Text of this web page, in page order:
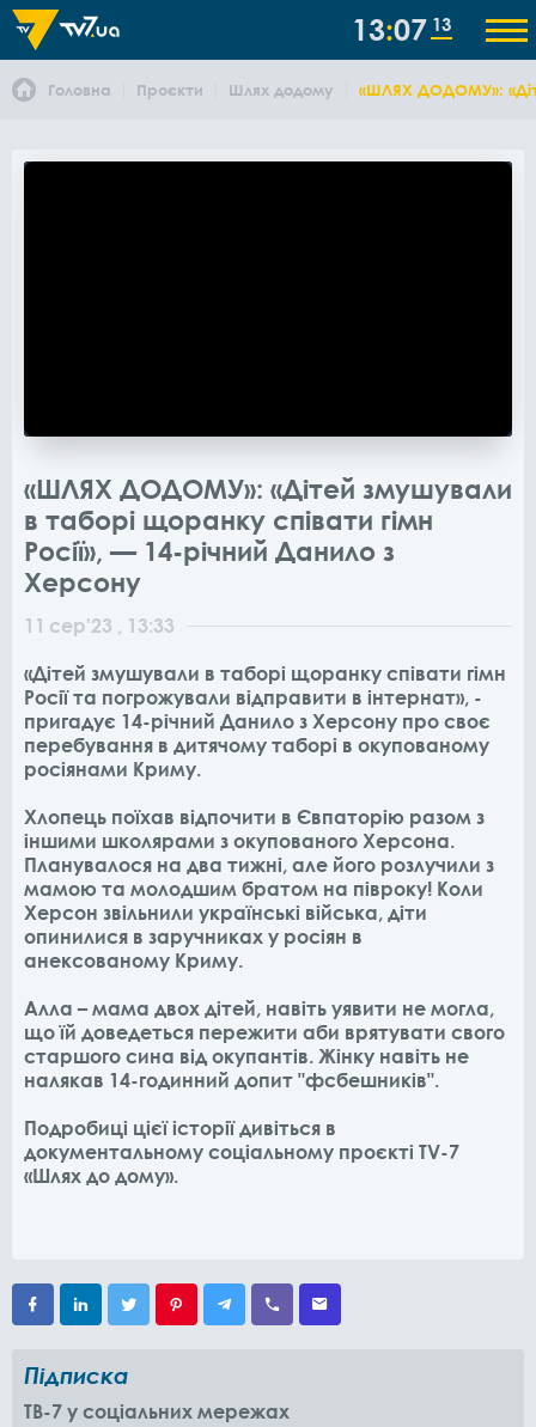
13 07 13
Головна Проєкти Шлях додому «ШЛЯХ ДОДОМУ»:
«ШЛЯХ ДОДОМУ»: «Дітей змушували
в таборі щоранку співати гімн
Росії», — 14-річний Данило з
Херсону
11 сер'23 , 13:33
«Дітей змушували в таборі щоранку співати гімн
Росії та погрожували відправити в інтернат», -
пригадує 14-річний Данило з Херсону про своє
перебування в дитячому таборі в окупованому
росіянами Криму.
Хлопець поїхав відпочити в Євпаторію разом з
іншими школярами з окупованого Херсона.
Планувалося на два тижні, але його розлучили з
мамою та молодшим братом на півроку! Коли
Херсон звільнили українські війська, діти
опинилися в заручниках у росіян в
анексованому Криму.
Алла – мама двох дітей, навіть уявити не могла,
що їй доведеться пережити аби врятувати свого
старшого сина від окупантів. Жінку навіть не
налякав 14-годинний допит "фсбешників".
Подробиці цієї історії дивіться в
документальному соціальному проєкті TV-7
«Шлях до дому».
Підписка
TB-7 у соціальних мережах